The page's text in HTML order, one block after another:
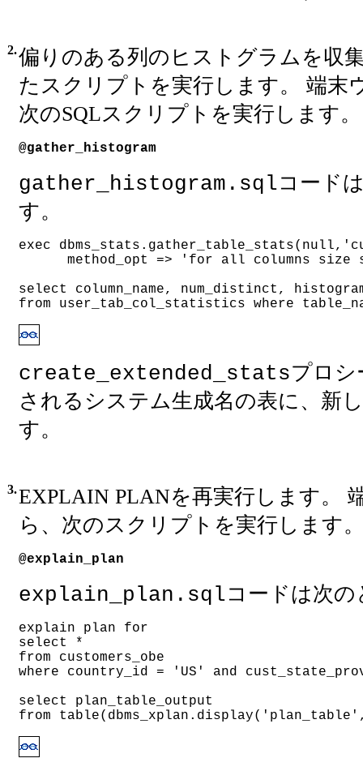
2.偏りのある列のヒストグラムを収
たスクリプトを実行します。 端末
次のSQLスクリプトを実行します。
@gather_histogram
gather_histogram.sqlコード
す。
exec
method_opt => 'for all columns size
select column_name, num_distinct,
from user_tab_col_statistics where
create_extended_statsプロシ
されるシステム生成名の表に、新
す。
3.EXPLAIN PLANを再実行します。
ら、次のスクリプトを実行します
@explain_plan
explain_plan.sqlコードは次
explain plan for
select *
from customers_obe
where country_id = 'US' and
select plan_table_output
from